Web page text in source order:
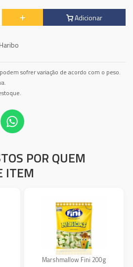
Adicionar
Haribo
sofrer variação de acordo com o peso.
POR QUEM
ITEM
Marshmallow Fini 200g